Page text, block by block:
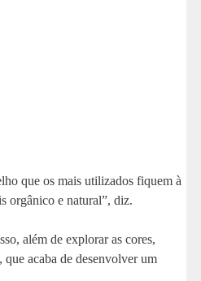
que os mais utilizados fiquem à
orgânico e natural”, diz.
além de explorar as cores,
acaba de desenvolver um